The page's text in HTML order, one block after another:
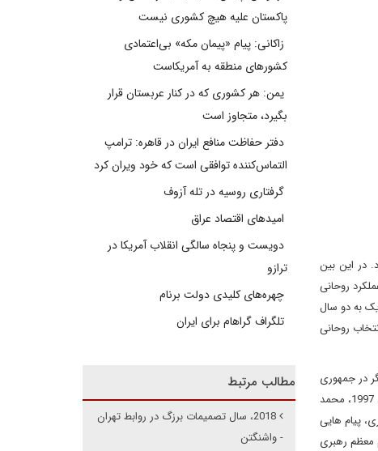
در این بین
روحانی
به دو سال
روحانی
در جمهوری
اسلامی، مقام معظم رهبری تصمیم گیرنده نهایی در امور هستند. شاید داستان پیروزی روحانی در انتخابات برای برخی تکراری باشد، زمانی که در سال 1997، محمد
پیام هایی
معظم رهبری
پاکستان علیه هیچ کشوری نیست
زاکانی: پیام «پیمان مکه» بی‌اعتمادی
کشورهای منطقه به آمریکاست
یمن: هر کشوری که در کنار عربستان قرار
بگیرد، متجاوز است
دفتر حفاظت منافع ایران در قاهره: ترامپ
التماس‌کننده توافقی است که خود ویران کرد
گرفتاری روسیه در تله آزوف
امیدهای اقتصاد عراق
دویست و پنجاه سالگی انقلاب آمریکا در
ترازو
چهره‌های کلیدی دولت برنام
تلگراف گراهام برای ایران
مطالب مرتبط
2018‌، سال تصمیمات برزگ در روابط تهران
- واشنگتن